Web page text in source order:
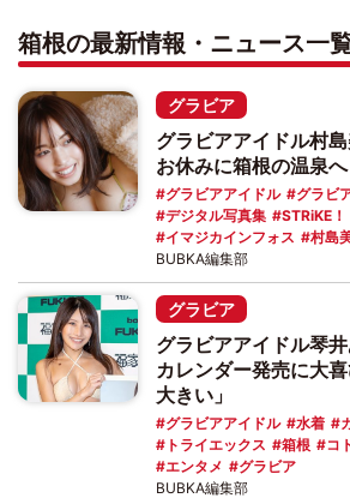
箱根の最新情報・ニュース一
グラビア
グラビアアイドル村
お休みに箱根の温泉へ
グラビアアイドル グラビ
デジタル写真集
STRiKE！
イマジカインフォス
村島
BUBKA編集部
グラビア
グラビアアイドル琴
カレンダー発売に大
大きい」
グラビアアイドル 水着
トライエックス
箱根 コ
エンタメ
グラビア
BUBKA編集部